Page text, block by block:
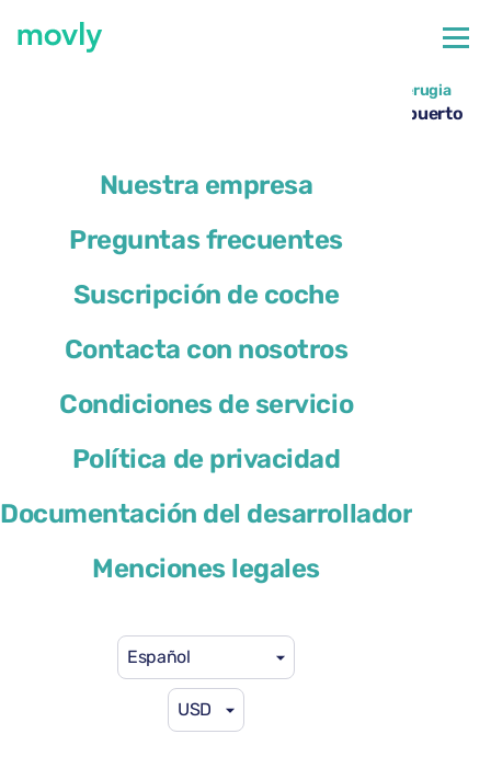
Nuestra empresa
Preguntas frecuentes
Suscripción de coche
Contacta con nosotros
Condiciones de servicio
Política de privacidad
Documentación del desarrollador
Menciones legales
Español
USD
Todos los coches disponibles en el aeropuerto de Perugia
Alquiler de Cupra Leon Sportstourer en el Aeropuerto
Cupra Leon Sportstourer